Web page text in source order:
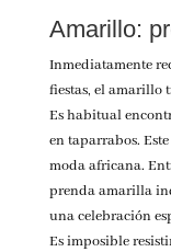
Amarillo:
Inmediatamente
fiestas, el amarillo
Es habitual
en taparrabos.
moda africana.
prenda amarilla
una celebración
Es imposible